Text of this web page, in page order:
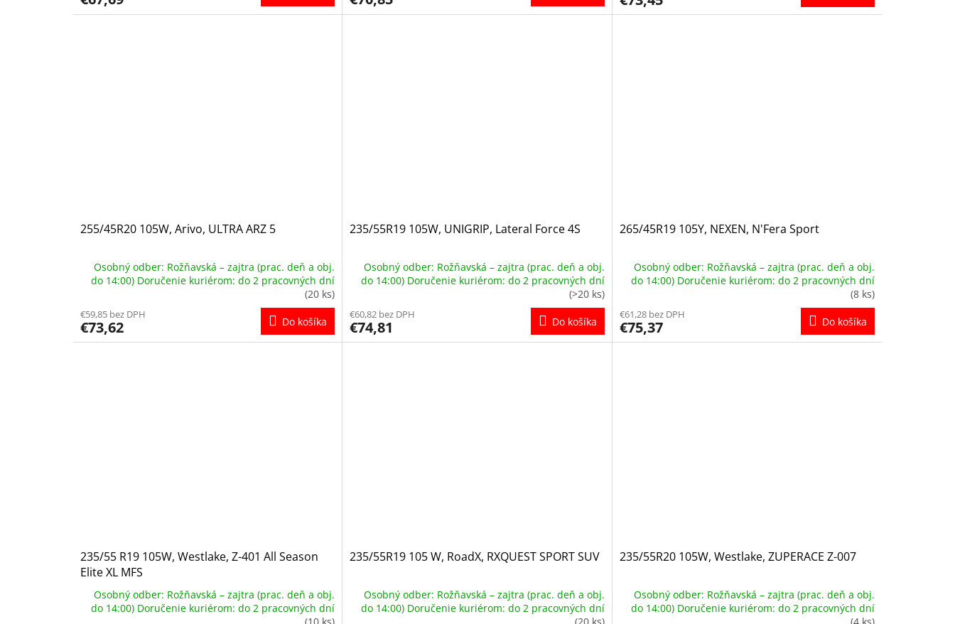
255/45R20 105W, Arivo, ULTRA ARZ 5
Osobný odber: Rožňavská – zajtra (prac. deň a obj.
do 14:00) Doručenie kuriérom: do 2 pracovných dní
(20 ks)
€59,85 bez DPH
€73,62 Do košíka
235/55R19 105W, UNIGRIP, Lateral Force 4S
Osobný odber: Rožňavská – zajtra (prac. deň a obj.
do 14:00) Doručenie kuriérom: do 2 pracovných dní
(>20 ks)
€60,82 bez DPH
€74,81 Do košíka
265/45R19 105Y, NEXEN, N'Fera Sport
Osobný odber: Rožňavská – zajtra (prac. deň a obj.
do 14:00) Doručenie kuriérom: do 2 pracovných dní
(8 ks)
€61,28 bez DPH
€75,37 Do košíka
235/55 R19 105W, Westlake, Z-401 All Season
Elite XL MFS
Osobný odber: Rožňavská – zajtra (prac. deň a obj.
do 14:00) Doručenie kuriérom: do 2 pracovných dní
235/55R19 105 W, RoadX, RXQUEST SPORT SUV
Osobný odber: Rožňavská – zajtra (prac. deň a obj.
do 14:00) Doručenie kuriérom: do 2 pracovných dní
235/55R20 105W, Westlake, ZUPERACE Z-007
Osobný odber: Rožňavská – zajtra (prac. deň a obj.
do 14:00) Doručenie kuriérom: do 2 pracovných dní